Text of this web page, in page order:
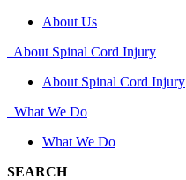
About Us
About Spinal Cord Injury
About Spinal Cord Injury
What We Do
What We Do
SEARCH